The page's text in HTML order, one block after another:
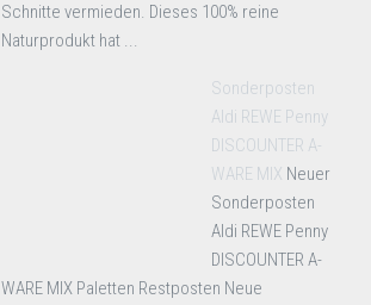
Schnitte vermieden. Dieses 100% reine
Naturprodukt hat ...
Sonderposten
Aldi REWE Penny
DISCOUNTER A-
WARE MIX Neuer
Sonderposten
Aldi REWE Penny
DISCOUNTER A-
WARE MIX Paletten Restposten Neue